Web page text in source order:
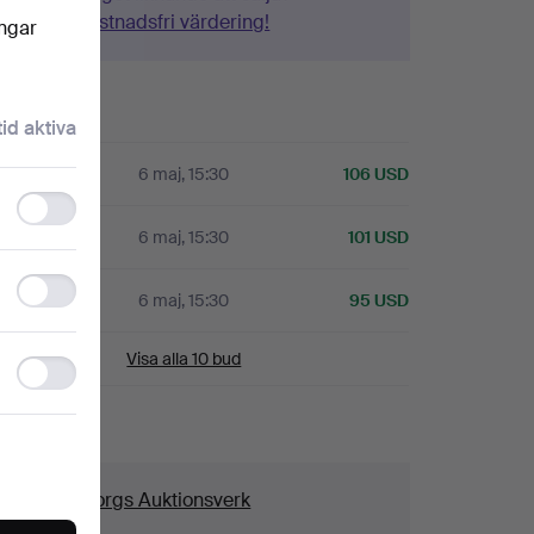
Gör en kostnadsfri värdering!
A 6 maj, 15:30 106 USD
6 maj, 15:30 101 USD
A 6 maj, 15:30 95 USD
Visa alla 10 bud
Göteborgs Auktionsverk
aktiva
Functionality
storage
Statistics
storage
Ad
storage